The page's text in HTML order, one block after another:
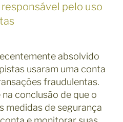
pelo uso
absolvido
usaram uma conta
fraudulentas.
conclusão de que o
medidas de segurança